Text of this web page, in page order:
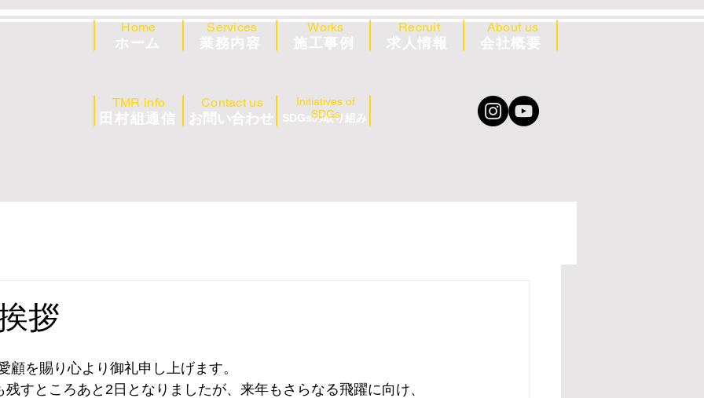
ホーム
田村組通信
TMR info
Home
業務内容
Services
施工事例
Works
求人情報
Recruit
会社概要
About us
お問い合わせ
Contact us
SDGsの取り組み
Initiatives of
SDGs
拶
を賜り心より御礼申し上げます。
すところあと2日となりましたが、来年もさらなる飛躍に向け、